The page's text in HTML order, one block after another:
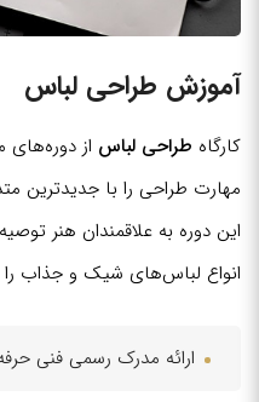
آموزش طراحی لباس
کارگاه طراحی لباس از
مهارت طراحی را با
این دوره به علاقمندان هنر
انواع لباس‌های شیک و جذاب
ارائه مدرک رسمی فنی